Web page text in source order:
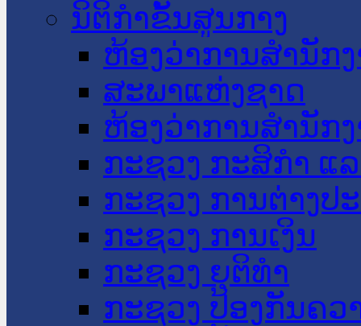
ນິຕິກໍາຂັ້ນສູນກາງ
ຫ້ອງວ່າການສໍານັກ
ສະພາແຫ່ງຊາດ
ຫ້ອງວ່າການສຳນັກ
ກະຊວງ ກະສິກຳ ແ
ກະຊວງ ການຕ່າງປ
ກະຊວງ ການເງິນ
ກະຊວງ ຍຸຕິທໍາ
ກະຊວງ ປ້ອງກັນຄວ